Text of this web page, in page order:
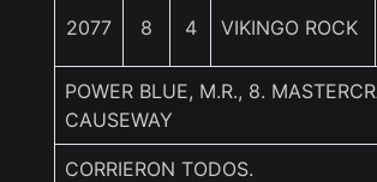
2077 8 4 VIKINGO ROCK
POWER BLUE, M.R., 8.
CAUSEWAY
CORRIERON TODOS.